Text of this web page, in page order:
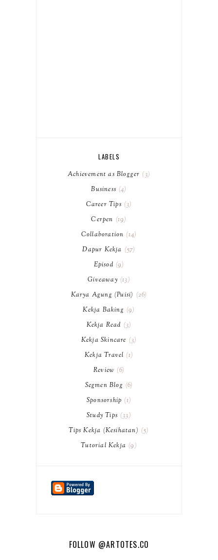
LABELS
Achievement as Blogger
3
Business 4
Career Tips
3
Cerpen
19
Collaboration 14
Dapur Kekja
57
Episod 9
Giveaway 13
Karya Agung (Puisi)
26
Kekja Baking 9
Kekja Read
3
Kekja Skincare
3
Kekja Travel 1
Review 6
Segmen Blog 6
Sponsorship 1
Study Tips
33
Tips Kekja (Kesihatan)
5
Tutorial Kekja 9
FOLLOW @ARTOTES.CO